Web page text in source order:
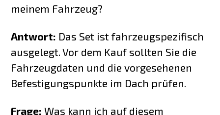
meinem Fahrzeug?
Antwort: Das Set ist fahrzeugspezifisch
ausgelegt. Vor dem Kauf sollten Sie die
Fahrzeugdaten und die vorgesehenen
Befestigungspunkte im Dach prüfen.
Frage: Was kann ich auf diesem